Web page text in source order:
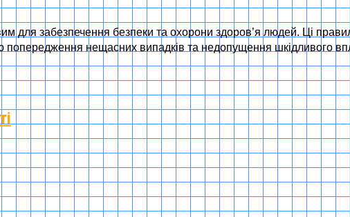
забезпечення безпеки та охорони здоров’я людей. Ці
попередження нещасних випадків та недопущення шкідливого